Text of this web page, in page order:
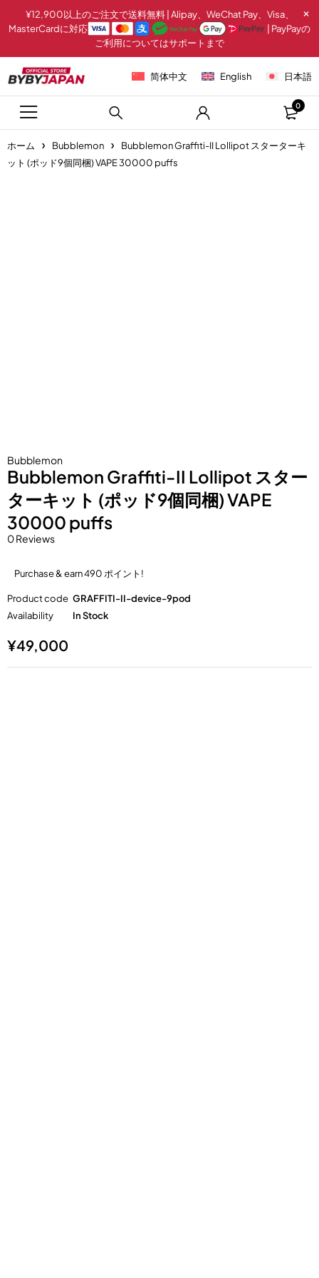
¥12,900以上のご注文で送料無料 | Alipay、WeChat Pay、Visa、
MasterCardに対応
| PayPayの
ご利用についてはサポートまで
简体中文 English 日本語
0
ホーム Bubblemon
Bubblemon Graffiti-II Lollipot スターターキ
ット (ポッド9個同梱) VAPE 30000 puffs
Bubblemon
Bubblemon Graffiti-II Lollipot スター
ターキット (ポッド9個同梱) VAPE
30000 puffs
0 Reviews
Purchase & earn 490 ポイント!
Product code GRAFFITI-II-device-9pod
Availability
In Stock
¥49,000